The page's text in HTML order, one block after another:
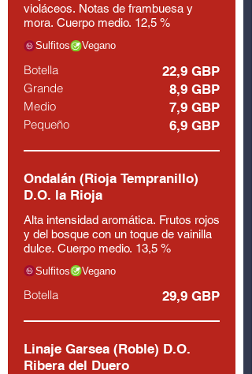
violáceos. Notas de frambuesa y
mora. Cuerpo medio. 12,5 %
Botella 22,9 GBP
Grande 8,9 GBP
Medio 7,9 GBP
Pequeño 6,9 GBP
Sulfitos Vegano
Ondalán (Rioja Tempranillo)
D.O. la Rioja
Alta intensidad aromática. Frutos rojos
y del bosque con un toque de vainilla
dulce. Cuerpo medio. 13,5 %
Botella 29,9 GBP
Sulfitos Vegano
Linaje Garsea (Roble) D.O.
Ribera del Duero